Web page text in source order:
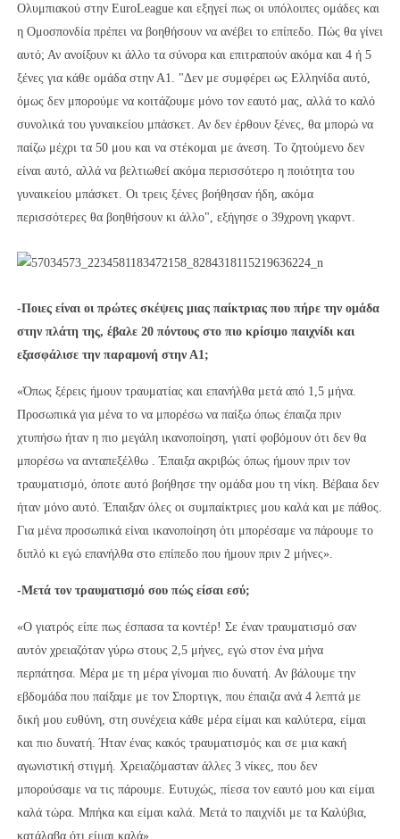
Ολυμπιακού στην EuroLeague και εξηγεί πως οι υπόλοιπες ομάδες και
η Ομοσπονδία πρέπει να βοηθήσουν να ανέβει το επίπεδο. Πώς θα γίνει
αυτό; Αν ανοίξουν κι άλλο τα σύνορα και επιτραπούν ακόμα και 4 ή 5
ξένες για κάθε ομάδα στην Α1. "Δεν με συμφέρει ως Ελληνίδα αυτό,
όμως δεν μπορούμε να κοιτάζουμε μόνο τον εαυτό μας, αλλά το καλό
συνολικά του γυναικείου μπάσκετ. Αν δεν έρθουν ξένες, θα μπορώ να
παίζω μέχρι τα 50 μου και να στέκομαι με άνεση. Το ζητούμενο δεν
είναι αυτό, αλλά να βελτιωθεί ακόμα περισσότερο η ποιότητα του
γυναικείου μπάσκετ. Οι τρεις ξένες βοήθησαν ήδη, ακόμα
περισσότερες θα βοηθήσουν κι άλλο", εξήγησε ο 39χρονη γκαρντ.
-Ποιες είναι οι πρώτες σκέψεις μιας παίκτριας που πήρε την ομάδα
στην πλάτη της, έβαλε 20 πόντους στο πιο κρίσιμο παιχνίδι και
εξασφάλισε την παραμονή στην Α1;
«Όπως ξέρεις ήμουν τραυματίας και επανήλθα μετά από 1,5 μήνα.
Προσωπικά για μένα το να μπορέσω να παίξω όπως έπαιζα πριν
χτυπήσω ήταν η πιο μεγάλη ικανοποίηση, γιατί φοβόμουν ότι δεν θα
μπορέσω να ανταπεξέλθω . Έπαιξα ακριβώς όπως ήμουν πριν τον
τραυματισμό, όποτε αυτό βοήθησε την ομάδα μου τη νίκη. Βέβαια δεν
ήταν μόνο αυτό. Έπαιξαν όλες οι συμπαίκτριες μου καλά και με πάθος.
Για μένα προσωπικά είναι ικανοποίηση ότι μπορέσαμε να πάρουμε το
διπλό κι εγώ επανήλθα στο επίπεδο που ήμουν πριν 2 μήνες».
-Μετά τον τραυματισμό σου πώς είσαι εσύ;
«Ο γιατρός είπε πως έσπασα τα κοντέρ! Σε έναν τραυματισμό σαν
αυτόν χρειαζόταν γύρω στους 2,5 μήνες, εγώ στον ένα μήνα
περπάτησα. Μέρα με τη μέρα γίνομαι πιο δυνατή. Αν βάλουμε την
εβδομάδα που παίξαμε με τον Σπορτιγκ, που έπαιζα ανά 4 λεπτά με
δική μου ευθύνη, στη συνέχεια κάθε μέρα είμαι και καλύτερα, είμαι
και πιο δυνατή. Ήταν ένας κακός τραυματισμός και σε μια κακή
αγωνιστική στιγμή. Χρειαζόμασταν άλλες 3 νίκες, που δεν
μπορούσαμε να τις πάρουμε. Ευτυχώς, πίεσα τον εαυτό μου και είμαι
καλά τώρα. Μπήκα και είμαι καλά. Μετά το παιχνίδι με τα Καλύβια,
κατάλαβα ότι είμαι καλά».